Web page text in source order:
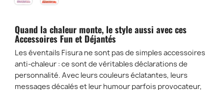
ROUGE
Quand la chaleur monte, le style aussi avec ces
Accessoires Fun et Déjantés
Les éventails Fisura ne sont pas de simples accessoires
anti-chaleur : ce sont de véritables déclarations de
personnalité. Avec leurs couleurs éclatantes, leurs
messages décalés et leur humour parfois provocateur,